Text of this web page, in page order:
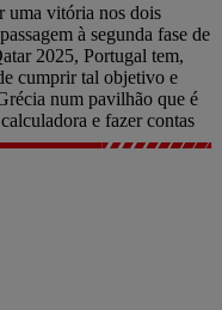
uma vitória nos dois
à segunda fase de
2025, Portugal tem,
cumprir tal objetivo e
num pavilhão que é
e fazer contas